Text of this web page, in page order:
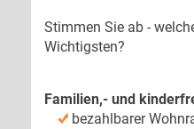
Stimmen Sie ab -
Wichtigsten?
Familien,- und
bezahlbarer